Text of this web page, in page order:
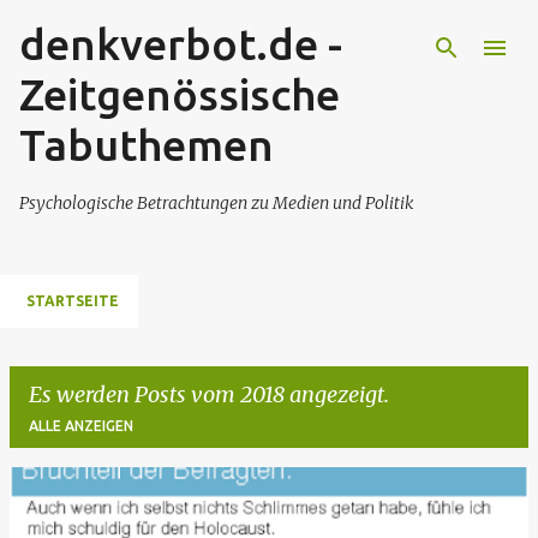
Direkt zum Hauptbereich
denkverbot.de -
Zeitgenössische
Tabuthemen
Psychologische Betrachtungen zu Medien und Politik
STARTSEITE
Es werden Posts vom 2018 angezeigt.
ALLE ANZEIGEN
P